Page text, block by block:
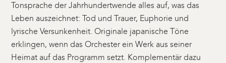
Tonsprache der Jahrhundertwende alles auf, was das
Leben auszeichnet: Tod und Trauer, Euphorie und
lyrische Versunkenheit. Originale japanische Töne
erklingen, wenn das Orchester ein Werk aus seiner
Heimat auf das Programm setzt. Komplementär dazu